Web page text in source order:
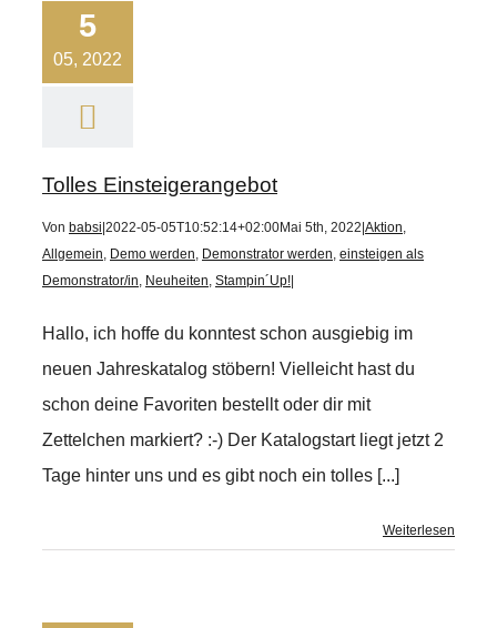
5
05, 2022
Tolles Einsteigerangebot
Von babsi 2022-05-05T10:52:14+02:00Mai 5th, 2022 Aktion,
Allgemein, Demo werden, Demonstrator werden, einsteigen als
Demonstrator/in, Neuheiten, Stampin´Up!
Hallo, ich hoffe du konntest schon ausgiebig im
neuen Jahreskatalog stöbern! Vielleicht hast du
schon deine Favoriten bestellt oder dir mit
Zettelchen markiert? :-) Der Katalogstart liegt jetzt 2
Tage hinter uns und es gibt noch ein tolles [...]
Weiterlesen